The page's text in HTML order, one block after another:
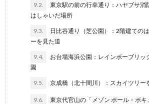
9.2.
東京駅の前の行幸通り：ハヤブサ消
はしゃいだ場所
9.3.
日比谷通り（芝公園）：2階建ての
ーを見た道
9.4.
お台場海浜公園：レインボーブリッ
園
9.5. 京成橋（北十間川）：スカイツリー
9.6.
東京代官山の「メゾン ポール・ボ